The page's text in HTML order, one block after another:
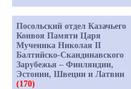
Посольский отдел Казачьего
Конвоя Памяти Царя
Мученика Николая II
Балтийско-Скандинавского
Зарубежья – Финляндии,
Эстонии, Швеции и Латвии
(170)